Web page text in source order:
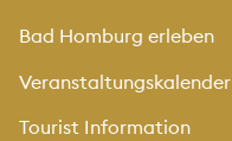
Bad Homburg erleben
Veranstaltungskalender
Tourist Information